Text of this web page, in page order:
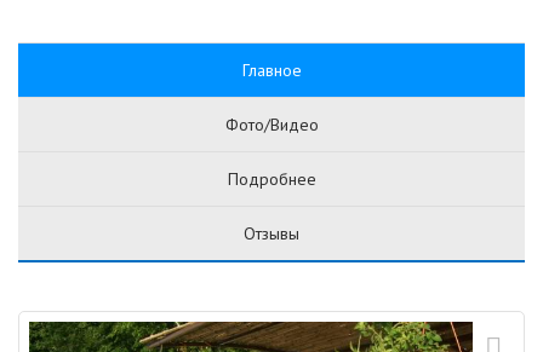
Главное
Фото/Видео
Подробнее
Отзывы